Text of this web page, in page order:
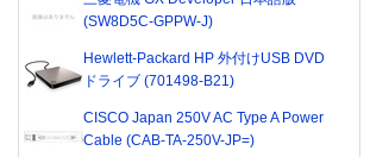
(SW8D5C-GPPW-J)
Hewlett-Packard HP 外付けUSB DVD
ドライブ (701498-B21)
CISCO Japan 250V AC Type A Power
Cable (CAB-TA-250V-JP=)